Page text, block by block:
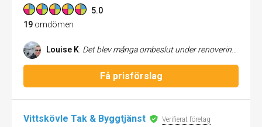
5.0
19 omdömen
Louise K: Det blev många ombeslut under renoveringen av både kök och badrum, som X2 bygg var flexibla med. Var noga att förklara varför inte alla mina idéer var fullt genomförbara men resultatet blev ändå det bästa.
Få prisförslag
Vittskövle Tak & Byggtjänst Verifierat företag